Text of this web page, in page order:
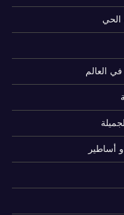
الحي
العالم
أساطير